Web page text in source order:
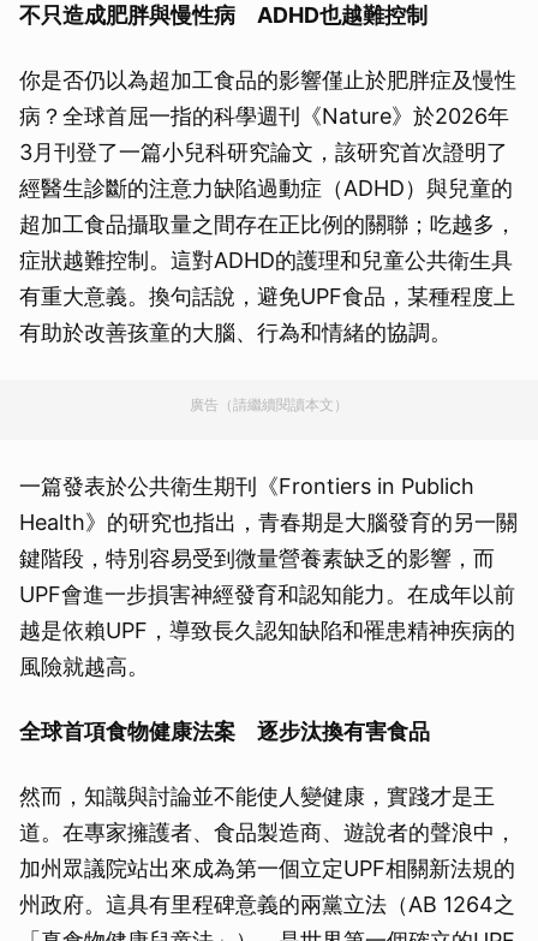
不只造成肥胖與慢性病 ADHD也越難控制
你是否仍以為超加工食品的影響僅止於肥胖症及慢性
病？全球首屈一指的科學週刊《Nature》於2026年
3月刊登了一篇小兒科研究論文，該研究首次證明了
經醫生診斷的注意力缺陷過動症（ADHD）與兒童的
超加工食品攝取量之間存在正比例的關聯；吃越多，
症狀越難控制。這對ADHD的護理和兒童公共衛生具
有重大意義。換句話說，避免UPF食品，某種程度上
有助於改善孩童的大腦、行為和情緒的協調。
廣告（請繼續閱讀本文）
一篇發表於公共衛生期刊《Frontiers in Publich
Health》的研究也指出，青春期是大腦發育的另一關
鍵階段，特別容易受到微量營養素缺乏的影響，而
UPF會進一步損害神經發育和認知能力。在成年以前
越是依賴UPF，導致長久認知缺陷和罹患精神疾病的
風險就越高。
全球首項食物健康法案 逐步汰換有害食品
然而，知識與討論並不能使人變健康，實踐才是王
道。在專家擁護者、食品製造商、遊說者的聲浪中，
加州眾議院站出來成為第一個立定UPF相關新法規的
州政府。這具有里程碑意義的兩黨立法（AB 1264之